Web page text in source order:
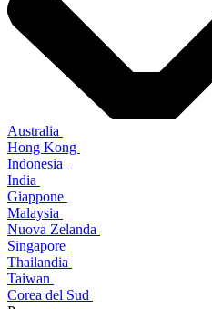
Australia
Hong Kong
Indonesia
India
Giappone
Malaysia
Nuova Zelanda
Singapore
Thailandia
Taiwan
Corea del Sud